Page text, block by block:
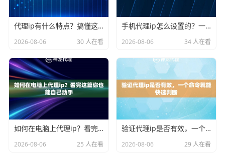
代理ip有什么特点？搞懂这些才能选对不踩坑
2026-08-06 30 人在看
手机代理ip怎么设置的？一分钟搞定不废话
2026-08-06 34 人在看
如何在电脑上代理ip？看完这篇你也能自己动手
2026-08-06 25 人在看
验证代理ip是否有效，一个命令就能快速判断
2026-08-06 29 人在看